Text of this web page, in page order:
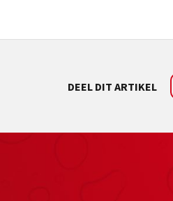
DEEL DIT ARTIKEL